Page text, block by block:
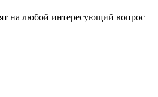
на любой интересующий вопрос